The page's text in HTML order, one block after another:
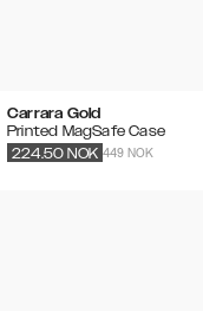
Carrara Gold
Printed MagSafe Case
449 NOK
224.50 NOK